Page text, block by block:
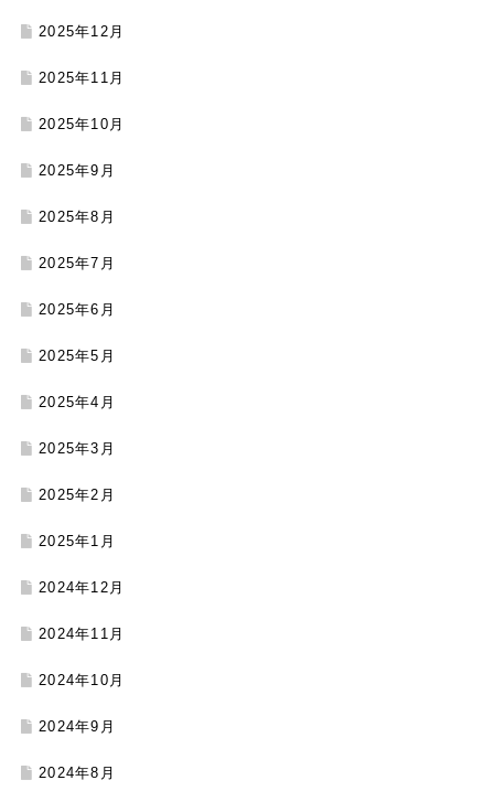
2025年12月
2025年11月
2025年10月
2025年9月
2025年8月
2025年7月
2025年6月
2025年5月
2025年4月
2025年3月
2025年2月
2025年1月
2024年12月
2024年11月
2024年10月
2024年9月
2024年8月